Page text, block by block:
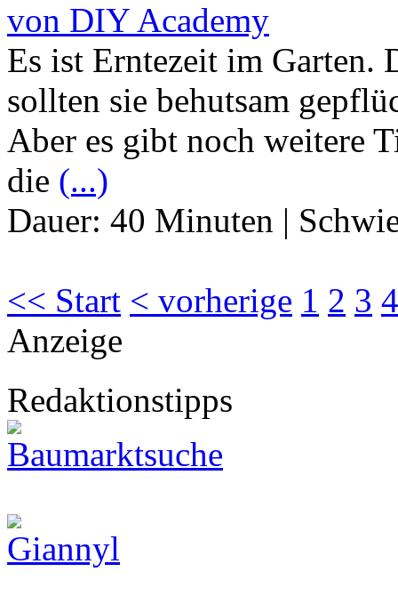
von DIY Academy
Es ist Erntezeit im Garten.
sollten sie behutsam
Aber es gibt noch weitere
die (...)
Dauer: 40 Minuten |
<< Start < vorherige 1 2 3 4
Anzeige
Redaktionstipps